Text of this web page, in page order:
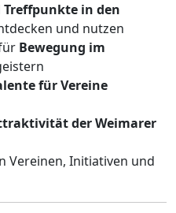
in den
und nutzen
Bewegung im
für Vereine
der Weimarer
Vereinen, Initiativen und